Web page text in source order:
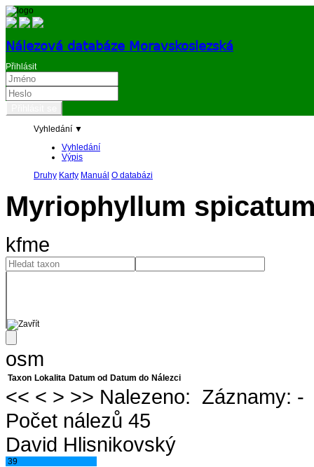
Nálezová databáze Moravskoslezská
Přihlásit
Vyhledání ▼
Vyhledání
Výpis
Druhy Karty Manuál O databázi
Myriophyllum
kfme
osm
Taxon Lokalita Datum od Datum do Nálezci
<< < > >> Nalezeno: Záznamy: -
Počet nálezů 45
David Hlisnikovský
39